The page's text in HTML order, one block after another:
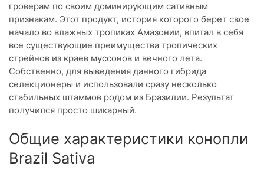
гроверам по своим доминирующим сативным
признакам. Этот продукт, история которого берет свое
начало во влажных тропиках Амазонии, впитал в себя
все существующие преимущества тропических
стрейнов из краев муссонов и вечного лета.
Собственно, для выведения данного гибрида
селекционеры и использовали сразу несколько
стабильных штаммов родом из Бразилии. Результат
получился просто шикарный.
Общие характеристики конопли
Brazil Sativa